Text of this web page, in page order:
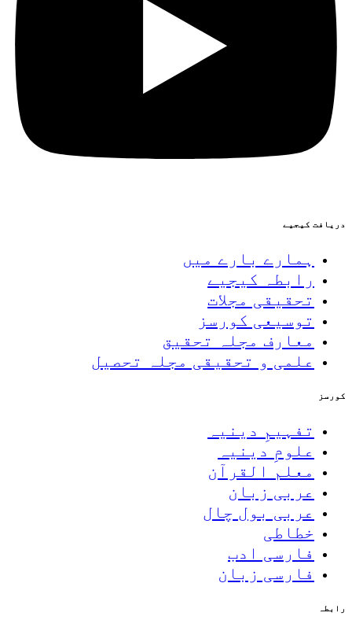
دریافت کیجیے
ہمارے بارے میں
رابطہ کیجیے
تحقیقی مجلات
توسیعی کورسز
معارف مجلہ تحقیق
علمی و تحقیقی مجلہ تحصیل
کورسز
تفہیمِ دینیہ
علومِ دینیہ
معلم القرآن
عربی زبان
عربی بول چال
خطاطی
فارسی ادب
فارسی زبان
رابطہ